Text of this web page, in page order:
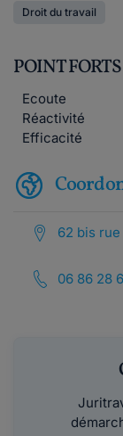
Droit du travail
POINT FORTS
Ecoute
Réactivité
Efficacité
62 bis
06 86 28